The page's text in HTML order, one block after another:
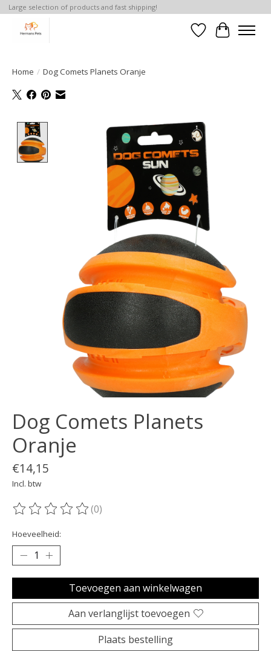
Large selection of products and fast shipping!
Verlanglijst
Home / Dog Comets Planets Oranje
Product image slideshow Items
Dog Comets Planets
Oranje
€14,15
Incl. btw
De beoordeling van dit product is
(0)
Hoeveelheid:
Toevoegen aan winkelwagen
Aan verlanglijst toevoegen
Plaats bestelling